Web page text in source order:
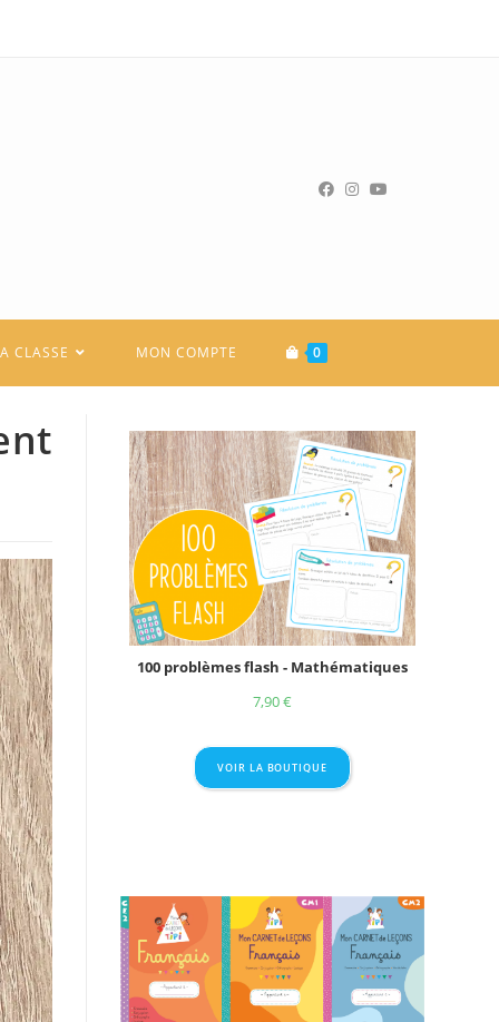
CLASSE MON COMPTE 0
100 problèmes flash - Mathématiques
7,90€
VOIR LA BOUTIQUE